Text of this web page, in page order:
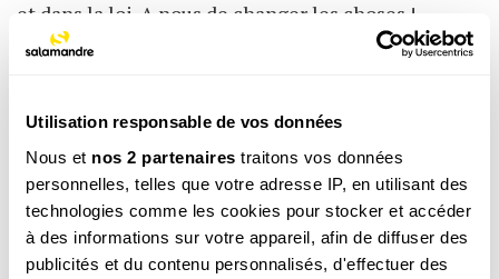
Utilisation responsable de vos données
Nous et nos 2 partenaires traitons vos données
personnelles, telles que votre adresse IP, en utilisant des
technologies comme les cookies pour stocker et accéder
à des informations sur votre appareil, afin de diffuser des
publicités et du contenu personnalisés, d'effectuer des
et dans la loi. A nous de changer les choses !
Piège à pie
Totalement légal, lepiégeageest pratiqué
par des piégeurs agréés dans une grande
partie des départements français. Il consiste à
attirer les agasses dans une cage
compartimentée à l’aide d’une pie captive